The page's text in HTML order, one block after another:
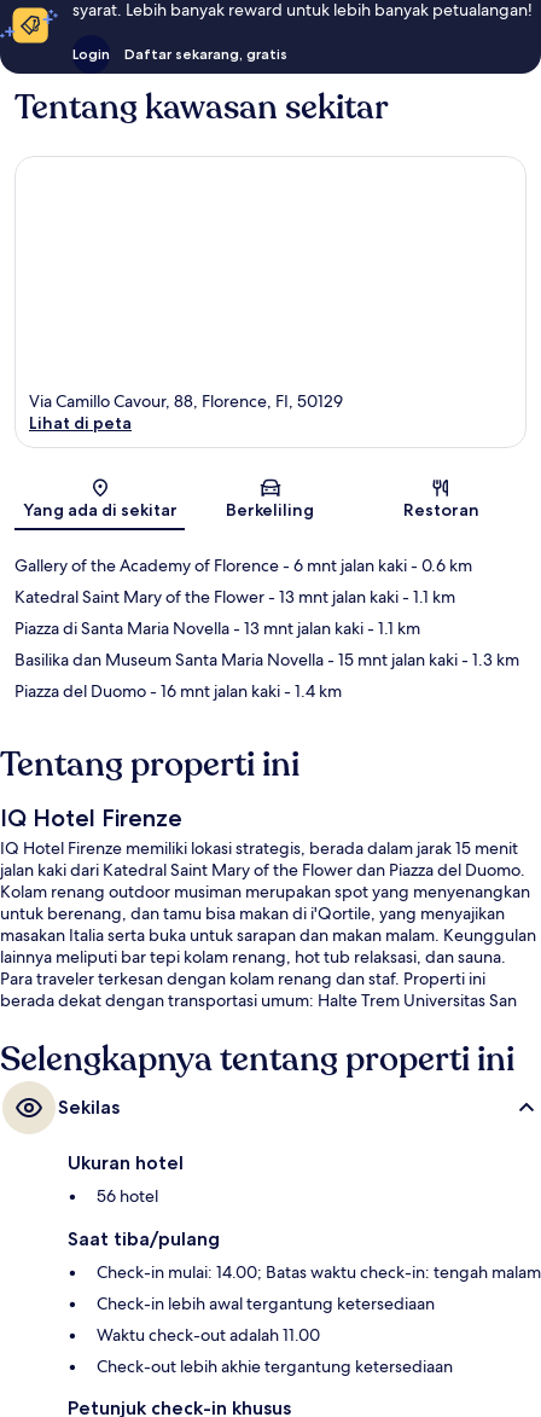
syarat. Lebih banyak reward untuk lebih banyak petualangan!
Login Daftar sekarang, gratis
Tentang kawasan sekitar
Peta
Via Camillo Cavour, 88, Florence, FI, 50129
Lihat di peta
Yang ada di sekitar Berkeliling Restoran
Gallery of the Academy of Florence- 6 mnt jalan kaki- 0.6 km
Katedral Saint Mary of the Flower- 13 mnt jalan kaki- 1.1 km
Piazza di Santa Maria Novella- 13 mnt jalan kaki- 1.1 km
Basilika dan Museum Santa Maria Novella- 15 mnt jalan kaki- 1.3 km
Piazza del Duomo- 16 mnt jalan kaki- 1.4 km
Tentang properti ini
IQ Hotel Firenze
IQ Hotel Firenze memiliki lokasi strategis, berada dalam jarak 15 menit
jalan kaki dari Katedral Saint Mary of the Flower dan Piazza del Duomo.
Kolam renang outdoor musiman merupakan spot yang menyenangkan
untuk berenang, dan tamu bisa makan di i'Qortile, yang menyajikan
masakan Italia serta buka untuk sarapan dan makan malam. Keunggulan
lainnya meliputi bar tepi kolam renang, hot tub relaksasi, dan sauna.
Para traveler terkesan dengan kolam renang dan staf. Properti ini
berada dekat dengan transportasi umum: Halte Trem Universitas San
berjarak 13 menit.
Selengkapnya tentang properti ini
Sekilas
Ukuran hotel
56 hotel
Saat tiba/pulang
Check-in mulai: 14.00; Batas waktu check-in: tengah malam
Check-in lebih awal tergantung ketersediaan
Waktu check-out adalah 11.00
Check-out lebih akhie tergantung ketersediaan
Petunjuk check-in khusus